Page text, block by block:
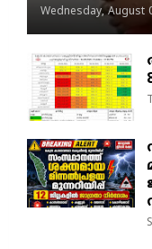
Wednesday, August